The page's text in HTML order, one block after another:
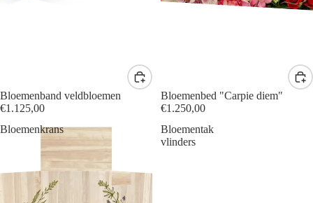
Bloemenband veldbloemen
€1.125,00
Bloemenbed "Carpie diem"
€1.250,00
Bloemenkrans
Bloementak
vlinders